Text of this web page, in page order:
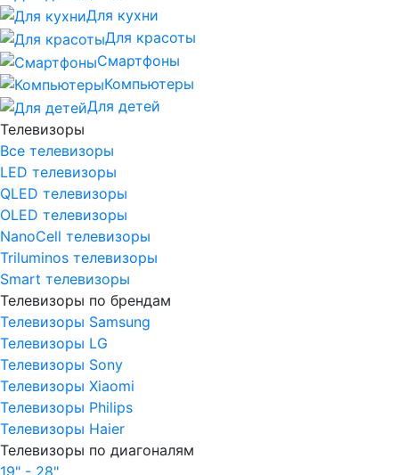
Для кухни
Для красоты
Смартфоны
Компьютеры
Для детей
Телевизоры
Все телевизоры
LED телевизоры
QLED телевизоры
OLED телевизоры
NanoCell телевизоры
Triluminos телевизоры
Smart телевизоры
Телевизоры по брендам
Телевизоры Samsung
Телевизоры LG
Телевизоры Sony
Телевизоры Xiaomi
Телевизоры Philips
Телевизоры Haier
Телевизоры по диагоналям